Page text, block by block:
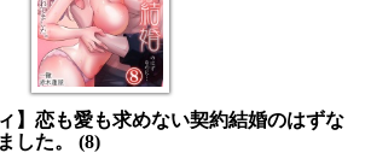
】恋も愛も求めない契約結婚のはずな
した。 (8)